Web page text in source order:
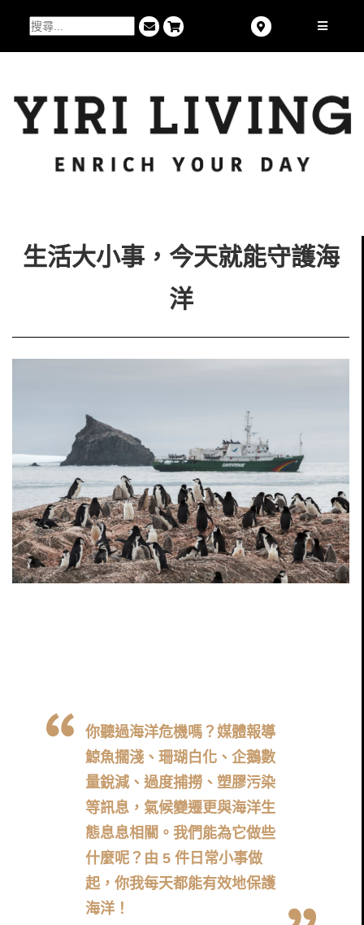
生活大小事，今天就能守護海
洋
你聽過海洋危機嗎？媒體報導
鯨魚擱淺、珊瑚白化、企鵝數
量銳減、過度捕撈、塑膠污染
等訊息，氣候變遷更與海洋生
態息息相關。我們能為它做些
什麼呢？由 5 件日常小事做
起，你我每天都能有效地保護
海洋！